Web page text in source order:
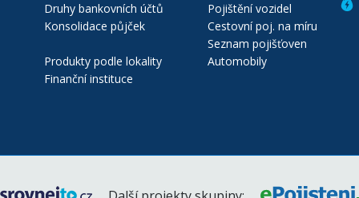
Druhy bankovních účtů
Konsolidace půjček
Produkty podle lokality
Finanční instituce
Pojištění vozidel
Cestovní poj. na míru
Seznam pojišťoven
Automobily